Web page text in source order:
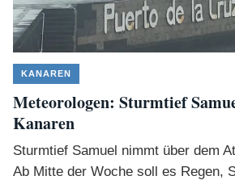
KANAREN
Meteorologen: Sturmtief
Kanaren
Sturmtief Samuel nimmt über dem
Ab Mitte der Woche soll es Regen,